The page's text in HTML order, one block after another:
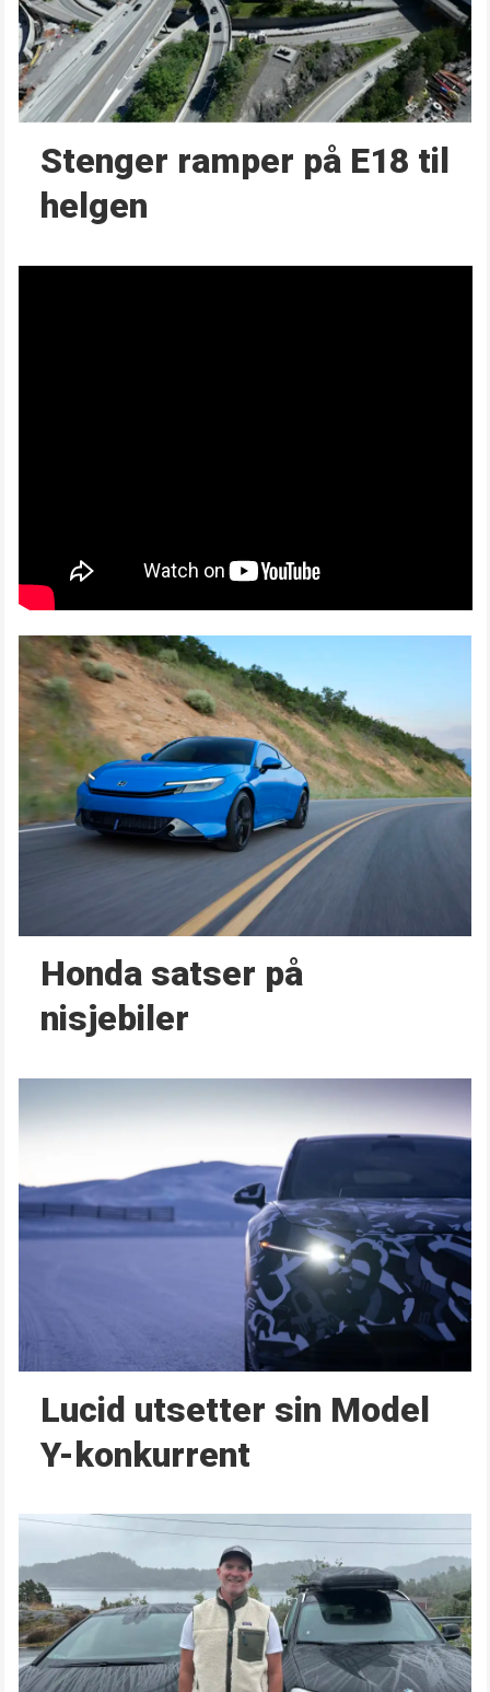
Stenger ramper på E18 til
helgen
Honda satser på
nisjebiler
Lucid utsetter sin Model
Y-konkurrent